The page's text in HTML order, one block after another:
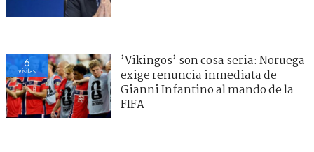
6
visitas
’Vikingos’ son cosa seria: Noruega
exige renuncia inmediata de
Gianni Infantino al mando de la
FIFA